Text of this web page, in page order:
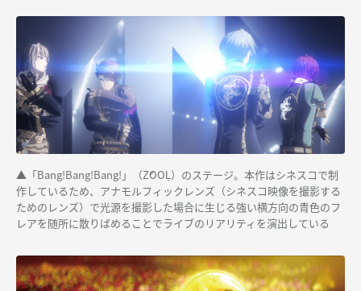
▲「Bang!Bang!Bang!」（ŹOOĻ）のステージ。本作はシネスコで制
作しているため、アナモルフィックレンズ（シネスコ映像を撮影する
ためのレンズ）で光源を撮影した場合に生じる強い横方向の青色のフ
レアを随所に散りばめることでライブのリアリティを演出している